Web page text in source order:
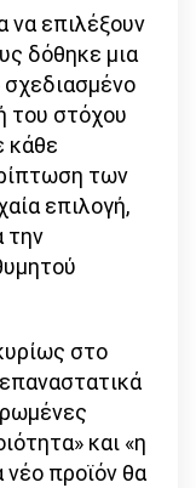
επιλέξουν
δόθηκε μια
του στόχου
κάθε
των
επιλογή,
την
στο
και «η
νέο προϊόν θα